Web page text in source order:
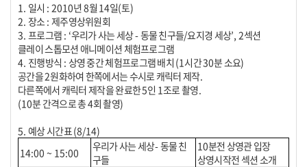
1. 일시 : 2010년 8월 14일(토)
2. 장소: 제주영상위원회
3. 프로그램 : ‘우리가 사는 세상-동물 친구들/요지경 세상’, 2섹션
클레이 스톱모션 애니메이션 체험프로그램
4. 진행방식 : 상영 중간 체험프로그램 배치 (1시간30분 소요)
공간을2원화하여 한쪽에서는 수시로 캐릭터 제작.
다른쪽에서 캐릭터 제작을 완료한5인 1조로 촬영.
(10분 간격으로 총4회 촬영)
5. 예상 시간표(8/14)
14:00 ~ 15:00
우리가 사는 세상-동물 친
구들
10분전 상영관 입장
상영시작전 섹션 소개